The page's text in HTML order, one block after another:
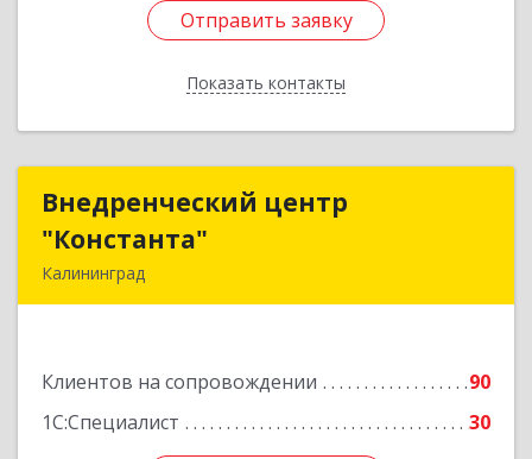
Отправить заявку
Показать контакты
Отправить заявку
Назад
Внедренческий центр
"Константа"
Калининград
Клиентов на сопровождении
90
1С:Специалист
30
Внедренческий центр
Подробнее